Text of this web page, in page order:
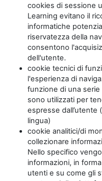
cookies di sessione
Learning evitano il
informatiche
riservatezza della
consentono
dell'utente.
cookie tecnici di
l'esperienza di
funzione di una
sono utilizzati per
espresse dall’utente
lingua)
cookie analitici/di
collezionare
Nello specifico
informazioni, in
utenti e su come gli